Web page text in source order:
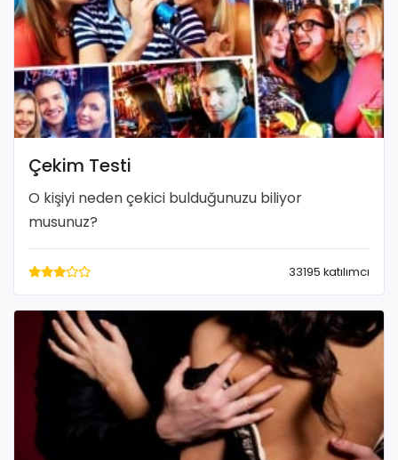
Çekim Testi
O kişiyi neden çekici bulduğunuzu biliyor
musunuz?
33195 katılımcı